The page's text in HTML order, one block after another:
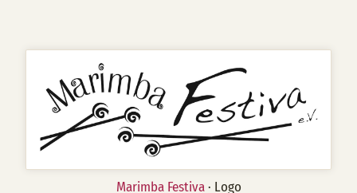
Marimba Festiva· Logo